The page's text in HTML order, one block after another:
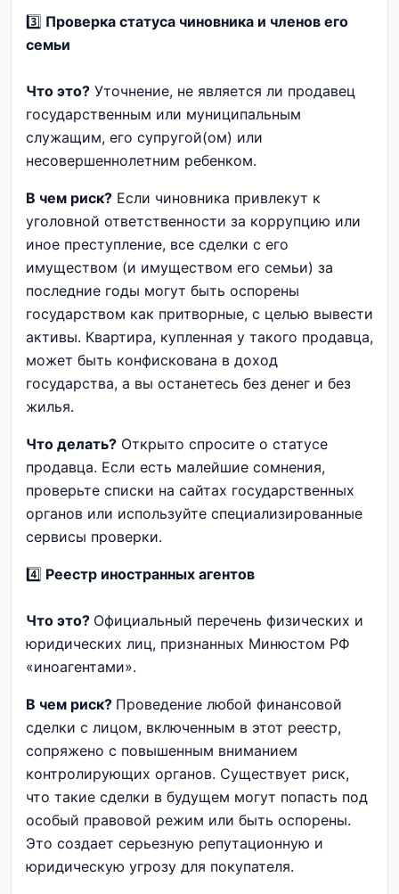
3️⃣ Проверка статуса чиновника и членов его
семьи
Что это? Уточнение, не является ли продавец
государственным или муниципальным
служащим, его супругой(ом) или
несовершеннолетним ребенком.
В чем риск? Если чиновника привлекут к
уголовной ответственности за коррупцию или
иное преступление, все сделки с его
имуществом (и имуществом его семьи) за
последние годы могут быть оспорены
государством как притворные, с целью вывести
активы. Квартира, купленная у такого продавца,
может быть конфискована в доход
государства, а вы останетесь без денег и без
жилья.
Что делать? Открыто спросите о статусе
продавца. Если есть малейшие сомнения,
проверьте списки на сайтах государственных
органов или используйте специализированные
сервисы проверки.
4️⃣ Реестр иностранных агентов
Что это? Официальный перечень физических и
юридических лиц, признанных Минюстом РФ
«иноагентами».
В чем риск? Проведение любой финансовой
сделки с лицом, включенным в этот реестр,
сопряжено с повышенным вниманием
контролирующих органов. Существует риск,
что такие сделки в будущем могут попасть под
особый правовой режим или быть оспорены.
Это создает серьезную репутационную и
юридическую угрозу для покупателя.